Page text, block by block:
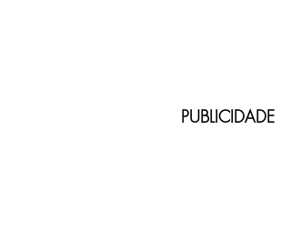
PUBLICIDADE